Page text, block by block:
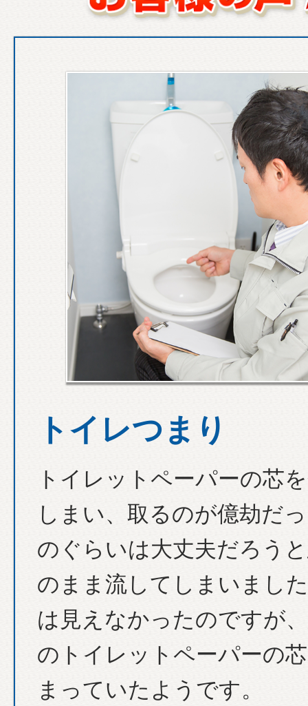
トイレつまり
トイレットペーパーの芯
しまい、取るのが億劫だ
のぐらいは大丈夫だろう
のまま流してしまいまし
は見えなかったのですが
のトイレットペーパーの
まっていたようです。